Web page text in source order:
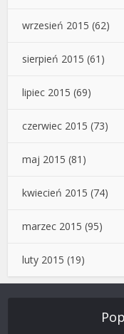
wrzesień 2015 (62)
sierpień 2015 (61)
lipiec 2015 (69)
czerwiec 2015 (73)
maj 2015 (81)
kwiecień 2015 (74)
marzec 2015 (95)
luty 2015 (19)